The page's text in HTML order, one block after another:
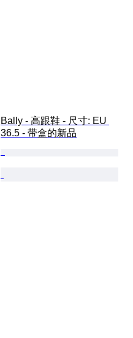
Bally - 高跟鞋 - 尺寸: EU
36.5 - 带盒的新品